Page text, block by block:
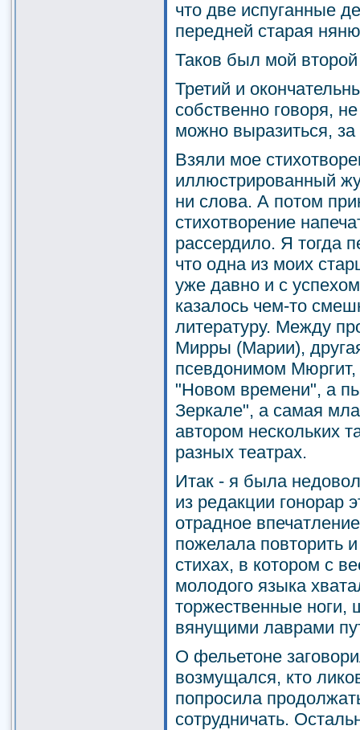
что две испуганные
передней старая
Таков был мой
Третий и
собственно говоря,
можно выразиться,
Взяли мое
иллюстрированный
ни слова. А потом
стихотворение
рассердило. Я тогда
что одна из моих
уже давно и с
казалось чем-то
литературу. Между
Мирры (Марии),
псевдонимом
"Новом времени", а
Зеркале", а самая
автором нескольких
разных театрах.
Итак - я была
из редакции гонорар
отрадное
пожелала повторить
стихах, в котором с
молодого языка
торжественные ноги,
вянущими лаврами
О фельетоне
возмущался, кто
попросила
сотрудничать.